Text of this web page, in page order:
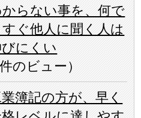
らない事を、何で
すぐ他人に聞く人は
にくい
のビュー）
簿記の方が、早く